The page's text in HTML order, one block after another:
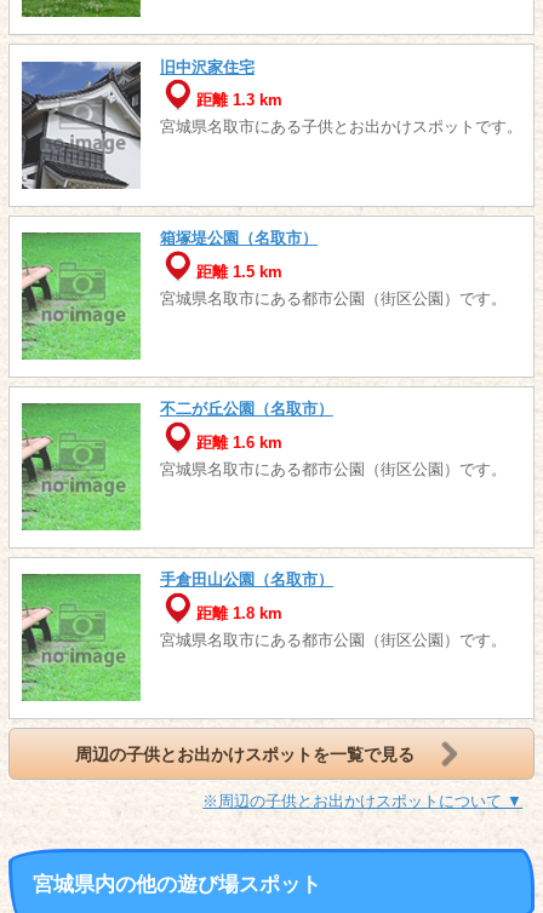
旧中沢家住宅
距離 1.3 km
宮城県名取市にある子供とお出かけスポットです。
箱塚堤公園（名取市）
距離 1.5 km
宮城県名取市にある都市公園（街区公園）です。
不二が丘公園（名取市）
距離 1.6 km
宮城県名取市にある都市公園（街区公園）です。
手倉田山公園（名取市）
距離 1.8 km
宮城県名取市にある都市公園（街区公園）です。
周辺の子供とお出かけスポットを一覧で見る
※周辺の子供とお出かけスポットについて ▼
宮城県内の他の遊び場スポット